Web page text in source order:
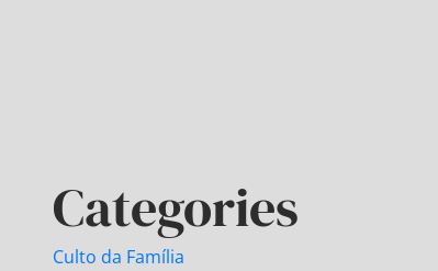
Categories
Culto da Família